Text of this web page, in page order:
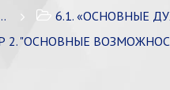
6.1. «ОСНОВНЫЕ
2. "ОСНОВНЫЕ